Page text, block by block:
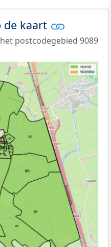
de kaart
postcodegebied 9089